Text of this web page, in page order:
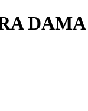
DAMA